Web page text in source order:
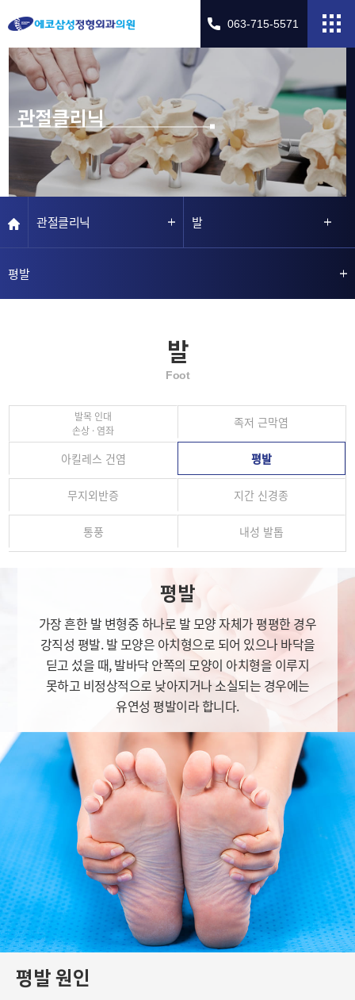
063-715-5571
관절클리닉
관절클리닉 발
평발
발
Foot
발목 인대
손상 · 염좌
족저 근막염
아킬레스 건염 평발
무지외반증 지간 신경종
통풍 내성 발톱
평발
가장 흔한 발 변형중 하나로 발 모양 자체가 평평한 경우
강직성 평발. 발 모양은 아치형으로 되어 있으나 바닥을
딛고 섰을 때, 발바닥 안쪽의 모양이 아치형을 이루지
못하고 비정상적으로 낮아지거나 소실되는 경우에는
유연성 평발이라 합니다.
평발 원인